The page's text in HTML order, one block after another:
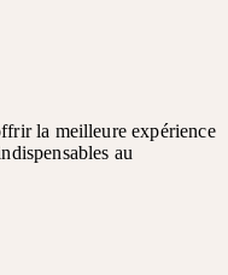
la meilleure expérience
au